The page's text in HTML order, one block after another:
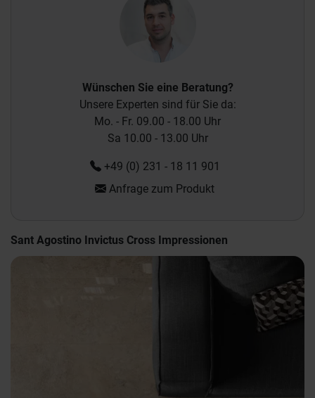
Wünschen Sie eine Beratung?
Unsere Experten sind für Sie da:
Mo. - Fr. 09.00 - 18.00 Uhr
Sa 10.00 - 13.00 Uhr
+49 (0) 231 - 18 11 901
Anfrage zum Produkt
Sant Agostino Invictus Cross Impressionen